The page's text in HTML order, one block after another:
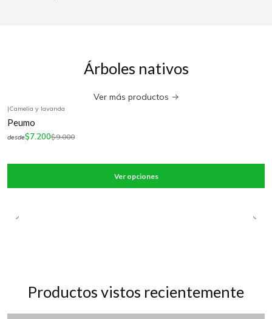
Árboles nativos
Ver más productos
|Camelia y lavanda
Peumo
desde$7.200$9.000
Ver opciones
Productos vistos recientemente